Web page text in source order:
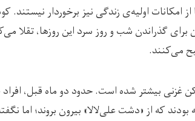
امکانات اولیه‌ی زندگی نیز برخوردار
گذراندن شب ‌و روز سرد این روز‌ها، تقلا
می‌کنند.
بیشتر شده است. حدود دو ماه قبل، افراد
که از «دشت‌ علی‌لالا» بیرون بروند؛ اما